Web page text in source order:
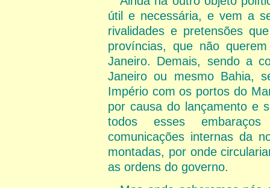
útil e necessária, e vem a
rivalidades e pretensões
províncias, que não
Janeiro. Demais, sendo a
Janeiro ou mesmo Bahia,
Império com os portos do
por causa do lançamento e
todos esses
comunicações internas da
montadas, por onde
as ordens do governo.